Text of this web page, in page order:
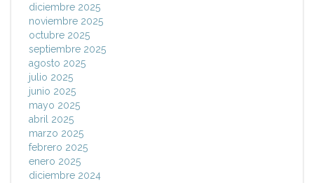
diciembre 2025
noviembre 2025
octubre 2025
septiembre 2025
agosto 2025
julio 2025
junio 2025
mayo 2025
abril 2025
marzo 2025
febrero 2025
enero 2025
diciembre 2024